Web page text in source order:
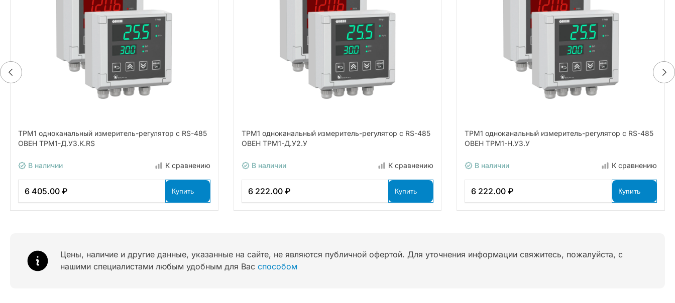
ТРМ1 одноканальный измеритель-регулятор с RS-485
ОВЕН ТРМ1-Д.У3.К.RS
В наличии К сравнению
6 405.00 ₽ Купить
ТРМ1 одноканальный измеритель-регулятор с RS-485
ОВЕН ТРМ1-Д.У2.У
В наличии К сравнению
6 222.00 ₽ Купить
ТРМ1 одноканальный измеритель-регулятор с RS-485
ОВЕН ТРМ1-Н.У3.У
В наличии К сравнению
6 222.00 ₽ Купить
Цены, наличие и другие данные, указанные на сайте, не являются публичной офертой. Для уточнения информации свяжитесь, пожалуйста, с
нашими специалистами любым удобным для Вас способом